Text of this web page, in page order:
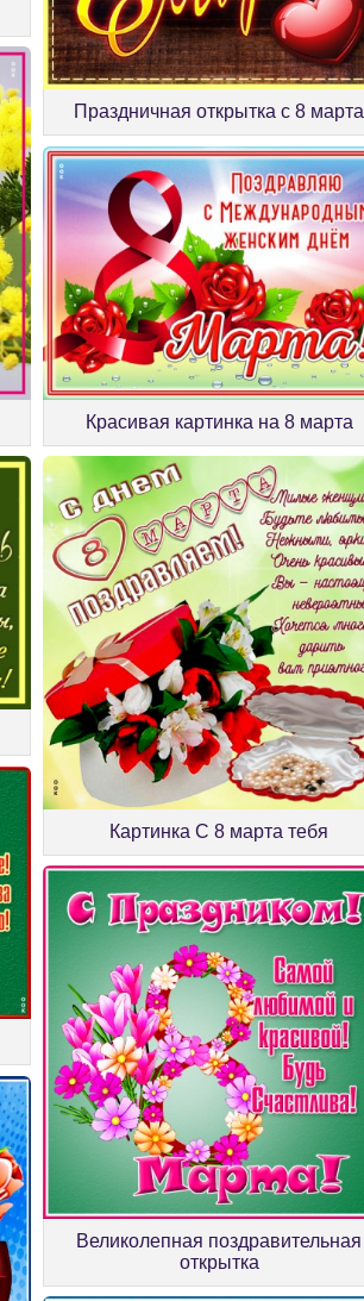
Праздничная открытка с 8 марта
Красивая картинка на 8 марта
Картинка С 8 марта тебя
Великолепная поздравительная
открытка